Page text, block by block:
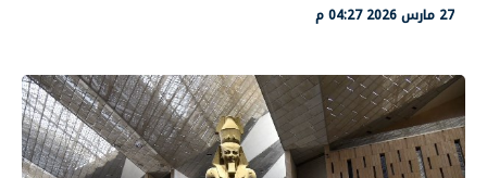
27 مارس 2026 04:27 م